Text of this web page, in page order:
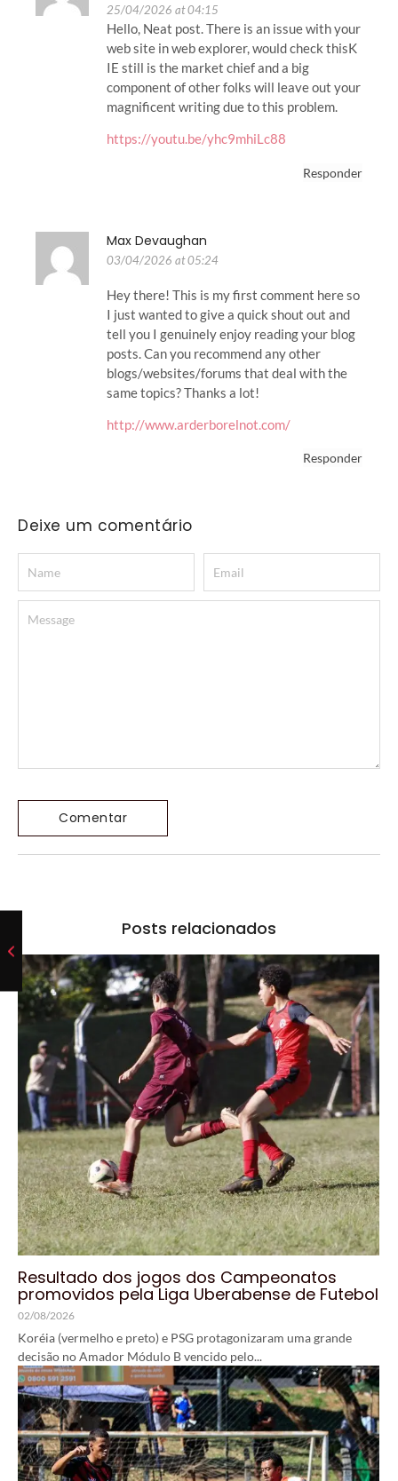
25/04/2026 at 04:15
Hello, Neat post. There is an issue with your
web site in web explorer, would check thisK
IE still is the market chief and a big
component of other folks will leave out your
magnificent writing due to this problem.
https://youtu.be/yhc9mhiLc88
Responder
Max Devaughan
03/04/2026 at 05:24
Hey there! This is my first comment here so
I just wanted to give a quick shout out and
tell you I genuinely enjoy reading your blog
posts. Can you recommend any other
blogs/websites/forums that deal with the
same topics? Thanks a lot!
http://www.arderborelnot.com/
Responder
Deixe um comentário
Posts relacionados
Resultado dos jogos dos Campeonatos
promovidos pela Liga Uberabense de Futebol
02/08/2026
Koréia (vermelho e preto) e PSG protagonizaram uma grande
decisão no Amador Módulo B vencido pelo...